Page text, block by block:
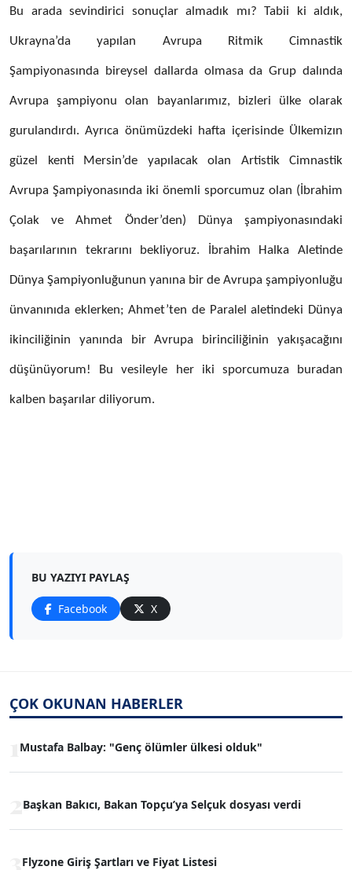
Bu arada sevindirici sonuçlar almadık mı? Tabii ki aldık,
Ukrayna’da yapılan Avrupa Ritmik Cimnastik
Şampiyonasında bireysel dallarda olmasa da Grup dalında
Avrupa şampiyonu olan bayanlarımız, bizleri ülke olarak
gurulandırdı. Ayrıca önümüzdeki hafta içerisinde Ülkemizın
güzel kenti Mersin’de yapılacak olan Artistik Cimnastik
Avrupa Şampiyonasında iki önemli sporcumuz olan (İbrahim
Çolak ve Ahmet Önder’den) Dünya şampiyonasındaki
başarılarının tekrarını bekliyoruz. İbrahim Halka Aletinde
Dünya Şampiyonluğunun yanına bir de Avrupa şampiyonluğu
ünvanınıda eklerken; Ahmet’ten de Paralel aletindeki Dünya
ikinciliğinin yanında bir Avrupa birinciliğinin yakışacağını
düşünüyorum! Bu vesileyle her iki sporcumuza buradan
kalben başarılar diliyorum.
BU YAZIYI PAYLAŞ
Facebook X
ÇOK OKUNAN HABERLER
Mustafa Balbay: "Genç ölümler ülkesi olduk"
Başkan Bakıcı, Bakan Topçu’ya Selçuk dosyası verdi
Flyzone Giriş Şartları ve Fiyat Listesi